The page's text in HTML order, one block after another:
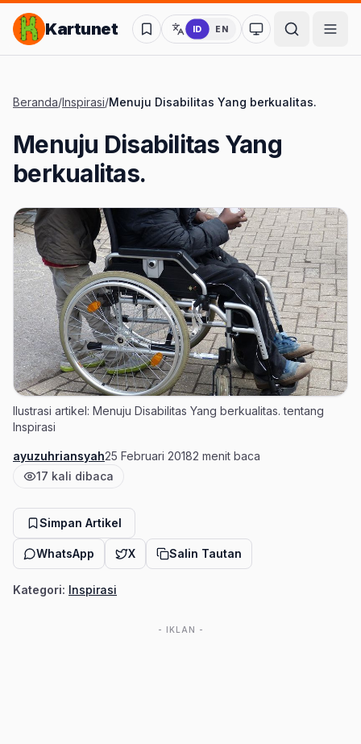
Lompat ke Konten Utama
Kartunet ID EN
Ubah ke mode
Beranda/Inspirasi/Menuju Disabilitas Yang berkualitas.
Menuju Disabilitas Yang
berkualitas.
Ilustrasi artikel: Menuju Disabilitas Yang berkualitas. tentang
Inspirasi
Penulis
ayuzuhriansyahTanggal terbit
25 Februari 2018Estimasi waktu baca
2 menit baca
Jumlah pembaca
17 kali dibaca
Simpan Artikel
WhatsApp X Salin Tautan
Kategori: Inspirasi
- IKLAN -